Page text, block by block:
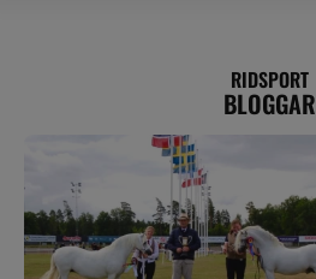
RIDSPORT
BLOGGAR